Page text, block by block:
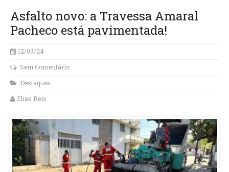
Asfalto novo: a Travessa Amaral
Pacheco está pavimentada!
12/03/24
Sem Comentário
Destaques
Elias Reis